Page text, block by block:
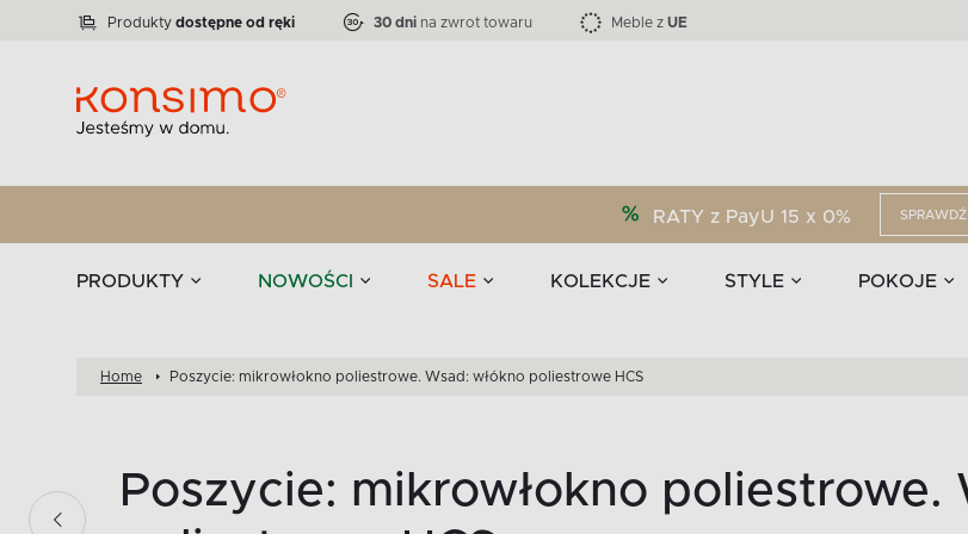
Produkty dostępne od ręki 30 dni na zwrot towaru Meble z UE
RATY z PayU 15 x 0% SPRAWDŹ
PRODUKTY NOWOŚCI SALE KOLEKCJE STYLE POKOJE
Zastawy stołowe i akcesoria
Kolekcja narożników RATLO -39 % Kolekcja mebli LOFTY -45 %
VICTO Liczba produktów:71 EPIRI Liczba produktów:
ELEGANT Liczba produktów:864 TEENS Liczba produktów:
stołowe
Home Poszycie: mikrowłokno poliestrowe. Wsad: włókno poliestrowe HCS
Poszycie: mikrowłokno poliestrowe. Wsad: włókno